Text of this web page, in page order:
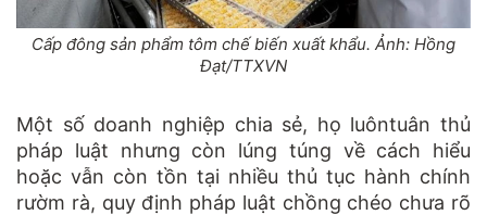
Cấp đông sản phẩm tôm chế biến xuất khẩu. Ảnh: Hồng
Đạt/TTXVN
Một số doanh nghiệp chia sẻ, họ luôntuân thủ
pháp luật nhưng còn lúng túng về cách hiểu
hoặc vẫn còn tồn tại nhiều thủ tục hành chính
rườm rà, quy định pháp luật chồng chéo chưa rõ